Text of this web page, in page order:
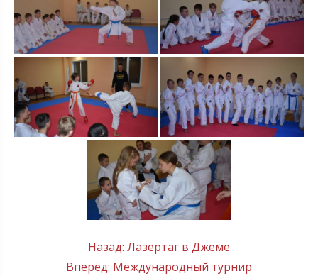
Навигация
Назад: Лазертаг в Джеме
Вперёд: Международный турнир